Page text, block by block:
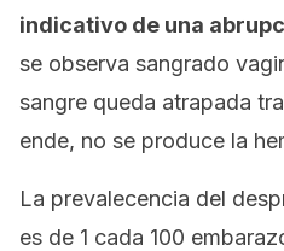
indicativo de una
se observa sangrado
sangre queda atrapada
ende, no se produce la
La prevalecencia del
es de 1 cada 100